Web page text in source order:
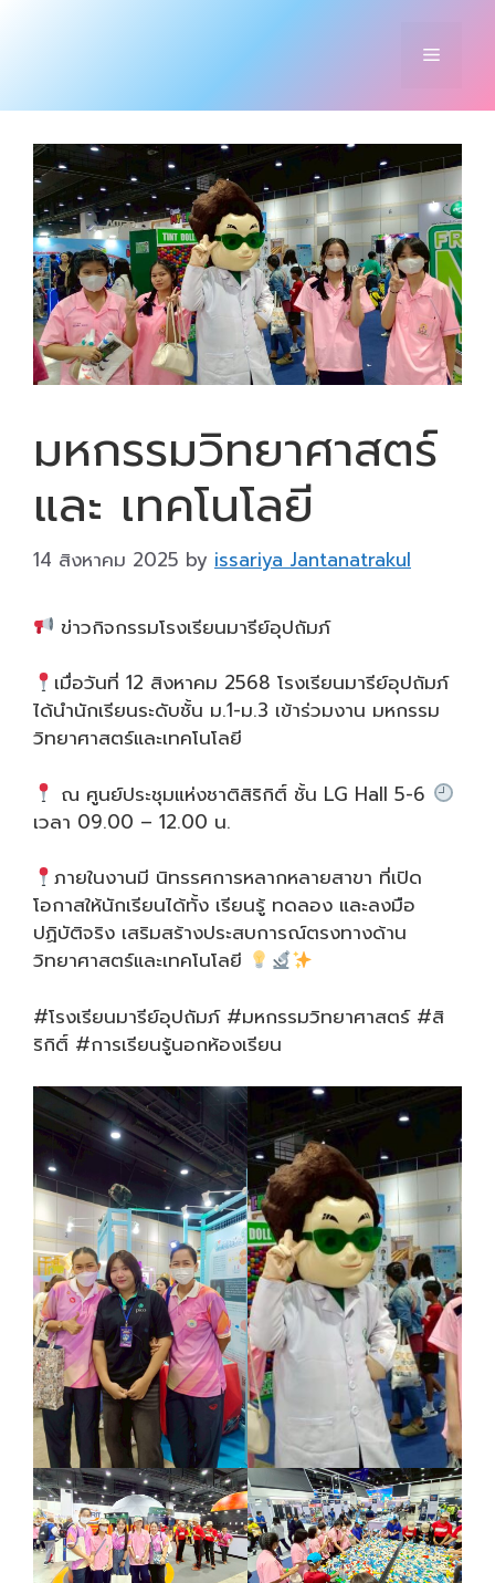
Menu
มหกรรมวิทยาศาสตร์
และ เทคโนโลยี
14 สิงหาคม 2025 by issariya Jantanatrakul
ข่าวกิจกรรมโรงเรียนมารีย์อุปถัมภ์
เมื่อวันที่ 12 สิงหาคม 2568 โรงเรียนมารีย์อุปถัมภ์
ได้นำนักเรียนระดับชั้น ม.1-ม.3 เข้าร่วมงาน มหกรรม
วิทยาศาสตร์และเทคโนโลยี
ณ ศูนย์ประชุมแห่งชาติสิริกิติ์ ชั้น LG Hall 5-6
เวลา 09.00 – 12.00 น.
ภายในงานมี นิทรรศการหลากหลายสาขา ที่เปิด
โอกาสให้นักเรียนได้ทั้ง เรียนรู้ ทดลอง และลงมือ
ปฏิบัติจริง เสริมสร้างประสบการณ์ตรงทางด้าน
วิทยาศาสตร์และเทคโนโลยี
#โรงเรียนมารีย์อุปถัมภ์ #มหกรรมวิทยาศาสตร์ #สิ
ริกิติ์ #การเรียนรู้นอกห้องเรียน